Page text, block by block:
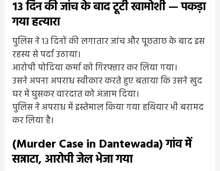
13 दिन की जांच के बाद टूटी खामोशी — पकड़ा
गया हत्यारा
पुलिस ने 13 दिनों की लगातार जांच और पूछताछ के बाद इस
रहस्य से पर्दा उठाया।
आरोपी पोदिया कर्मा को गिरफ्तार कर लिया गया।
उसने अपना अपराध स्वीकार करते हुए बताया कि उसने खुद
घर में घुसकर वारदात को अंजाम दिया।
पुलिस ने अपराध में इस्तेमाल किया गया हथियार भी बरामद
कर लिया है।
(Murder Case in Dantewada) गांव में
सन्नाटा, आरोपी जेल भेजा गया